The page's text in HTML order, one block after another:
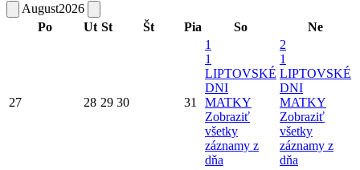
August2026
Po
Ut St Št Pia So Ne
27 28 29 30 31
1
1
LIPTOVSKÉ
DNI
MATKY
Zobraziť
všetky
záznamy z
dňa
2
1
LIPTOVSKÉ
DNI
MATKY
Zobraziť
všetky
záznamy z
dňa